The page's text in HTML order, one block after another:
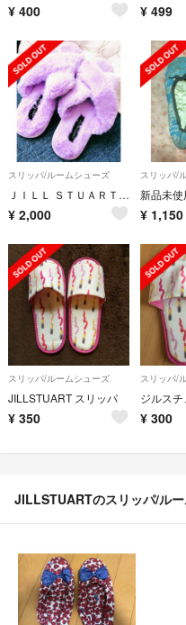
¥ 400 ¥ 499
スリッパ/ルームシューズ
ＪＩＬＬ ＳＴＵＡＲＴスリッパ
¥ 2,000
スリッパ/
¥ 1,150
スリッパ/ルームシューズ
JILLSTUART スリッパ
¥ 350
スリッパ/
¥ 300
JILLSTUARTのスリッパ/ル